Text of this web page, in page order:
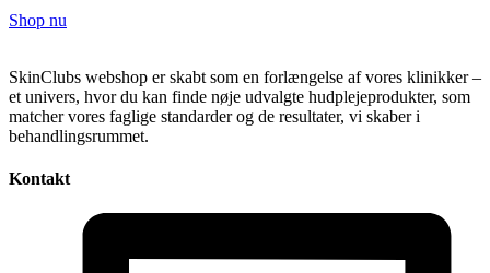
Shop nu
SkinClubs webshop er skabt som en forlængelse af vores klinikker –
et univers, hvor du kan finde nøje udvalgte hudplejeprodukter, som
matcher vores faglige standarder og de resultater, vi skaber i
behandlingsrummet.
Kontakt